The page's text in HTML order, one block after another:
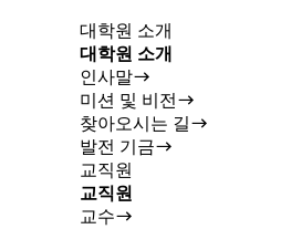
대학원 소개
대학원 소개
인사말
미션 및 비전
찾아오시는 길
발전 기금
교직원
교직원
교수